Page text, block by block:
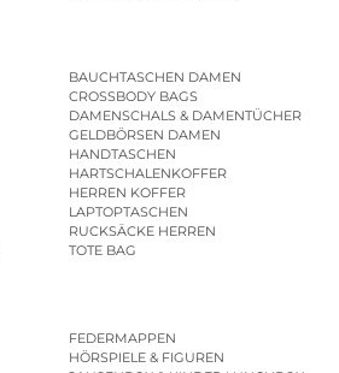
BAUCHTASCHEN DAMEN
CROSSBODY BAGS
DAMENSCHALS & DAMENTÜCHER
GELDBÖRSEN DAMEN
HANDTASCHEN
HARTSCHALENKOFFER
HERREN KOFFER
LAPTOPTASCHEN
RUCKSÄCKE HERREN
TOTE BAG
FEDERMAPPEN
HÖRSPIELE & FIGUREN